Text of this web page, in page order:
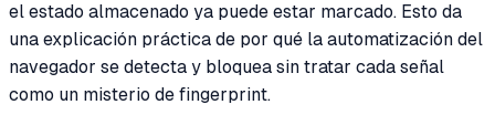
el estado almacenado ya puede estar marcado. Esto da
una explicación práctica de por qué la automatización del
navegador se detecta y bloquea sin tratar cada señal
como un misterio de fingerprint.